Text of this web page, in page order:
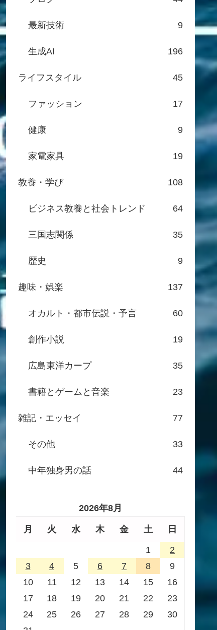
最新技術 9
生成AI 196
ライフスタイル 45
ファッション 17
健康 9
家電家具 19
教養・学び 108
ビジネス教養と社会トレンド 64
三国志関係 35
歴史 9
趣味・娯楽 137
オカルト・都市伝説・予言 60
創作小説 19
広島東洋カープ 35
書籍とゲームと音楽 23
雑記・エッセイ 77
その他 33
中年独身男の話 44
2026年8月
月 火 水 木 金 土 日
1
2
3
4 5 6 7 8
9
10
11 12 13 14 15
16
17
18 19 20 21 22
23
24
25 26 27 28 29
30